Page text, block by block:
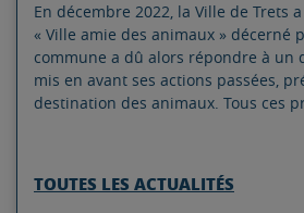
En décembre 2022, la Ville de Trets
« Ville amie des animaux » décerné
commune a dû alors répondre à un
mis en avant ses actions passées,
destination des animaux. Tous ces
TOUTES LES ACTUALITÉS